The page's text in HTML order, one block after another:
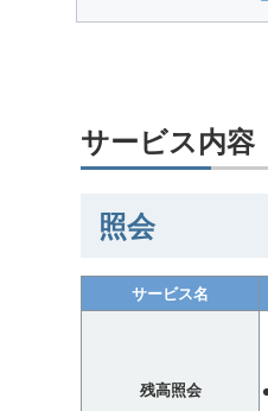
サービス内容
照会
サービス名
残高照会